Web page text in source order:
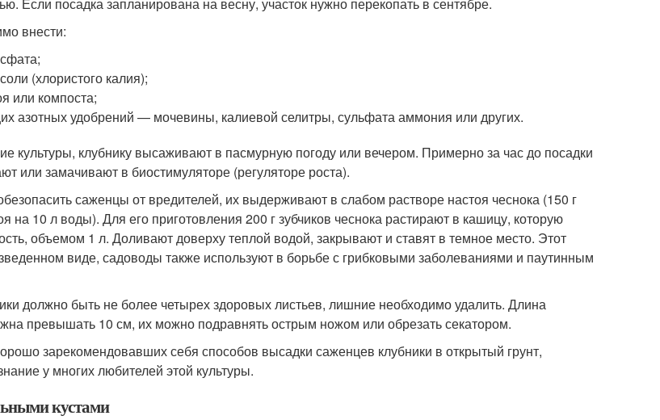
внести:
(хлористого калия);
или компоста;
азотных удобрений — мочевины, калиевой селитры, сульфата аммония или других.
культуры, клубнику высаживают в пасмурную погоду или вечером. Примерно за час до посадки
или замачивают в биостимуляторе (регуляторе роста).
саженцы от вредителей, их выдерживают в слабом растворе настоя чеснока (150 г
на 10 л воды). Для его приготовления 200 г зубчиков чеснока растирают в кашицу, которую
объемом 1 л. Доливают доверху теплой водой, закрывают и ставят в темное место. Этот
виде, садоводы также используют в борьбе с грибковыми заболеваниями и паутинным
должно быть не более четырех здоровых листьев, лишние необходимо удалить. Длина
превышать 10 см, их можно подравнять острым ножом или обрезать секатором.
зарекомендовавших себя способов высадки саженцев клубники в открытый грунт,
у многих любителей этой культуры.
кустами